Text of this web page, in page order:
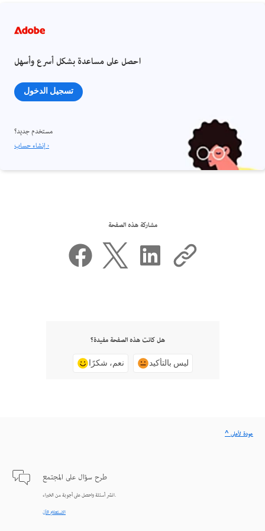
احصل على مساعدة بشكل أسرع وأسهل
تسجيل الدخول
مستخدم جديد؟
إنشاء حساب ›
مشاركة هذه الصفحة
هل كانت هذه الصفحة مفيدة؟
نعم، شكرًا ليس بالتأكيد
طرح سؤال على المجتمع
انشر أسئلة واحصل على أجوبة من الخبراء.
الاستعلام الآن
^ عودة لأعلى